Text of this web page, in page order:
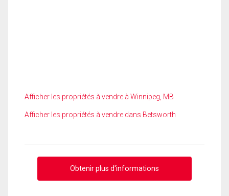
Afficher les propriétés à vendre à Winnipeg, MB
Afficher les propriétés à vendre dans Betsworth
Obtenir plus d'informations